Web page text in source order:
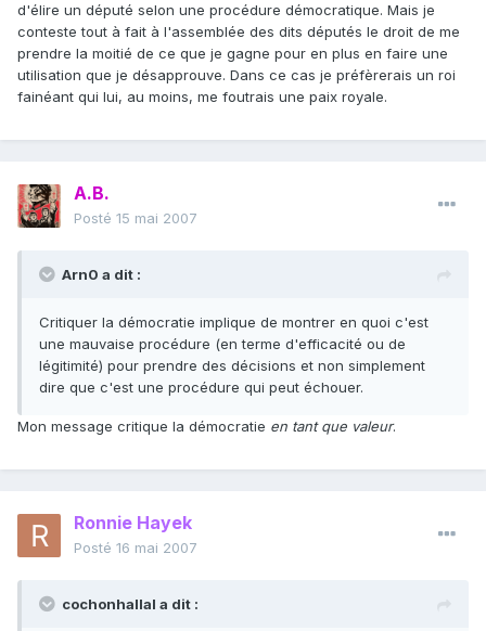
d'élire un député selon une procédure démocratique. Mais je
conteste tout à fait à l'assemblée des dits députés le droit de me
prendre la moitié de ce que je gagne pour en plus en faire une
utilisation que je désapprouve. Dans ce cas je préfèrerais un roi
fainéant qui lui, au moins, me foutrais une paix royale.
A.B.
Posté 15 mai 2007
Arn0 a dit :
Critiquer la démocratie implique de montrer en quoi c'est
une mauvaise procédure (en terme d'efficacité ou de
légitimité) pour prendre des décisions et non simplement
dire que c'est une procédure qui peut échouer.
Mon message critique la démocratie en tant que valeur.
Ronnie Hayek
Posté 16 mai 2007
cochonhallal a dit :